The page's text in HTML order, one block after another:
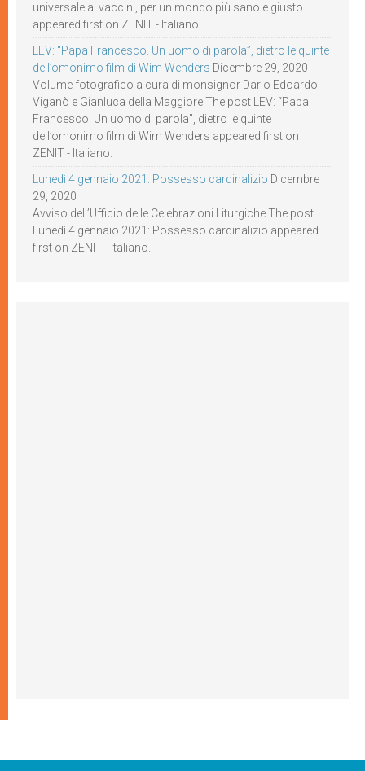
universale ai vaccini, per un mondo più sano e giusto
appeared first on ZENIT - Italiano.
LEV: “Papa Francesco. Un uomo di parola”, dietro le quinte
dell’omonimo film di Wim Wenders Dicembre 29, 2020
Volume fotografico a cura di monsignor Dario Edoardo
Viganò e Gianluca della Maggiore The post LEV: “Papa
Francesco. Un uomo di parola”, dietro le quinte
dell’omonimo film di Wim Wenders appeared first on
ZENIT - Italiano.
Lunedì 4 gennaio 2021: Possesso cardinalizio Dicembre
29, 2020
Avviso dell’Ufficio delle Celebrazioni Liturgiche The post
Lunedì 4 gennaio 2021: Possesso cardinalizio appeared
first on ZENIT - Italiano.